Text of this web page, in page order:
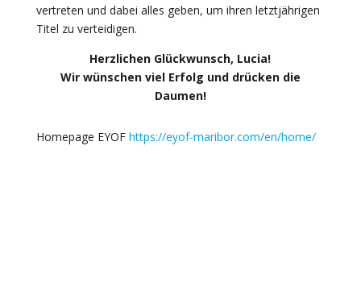
vertreten und dabei alles geben, um ihren letztjährigen
Titel zu verteidigen.
Herzlichen Glückwunsch, Lucia!
Wir wünschen viel Erfolg und drücken die
Daumen!
Homepage EYOF https://eyof-maribor.com/en/home/